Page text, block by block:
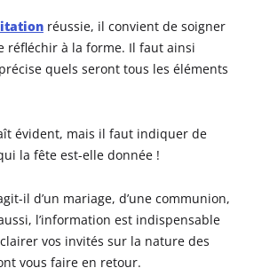
réussie, il convient de soigner
réfléchir à la forme. Il faut ainsi
quels seront tous les éléments
évident, mais il faut indiquer de
la fête est-elle donnée !
il d’un mariage, d’une communion,
l’information est indispensable
vos invités sur la nature des
vous faire en retour.